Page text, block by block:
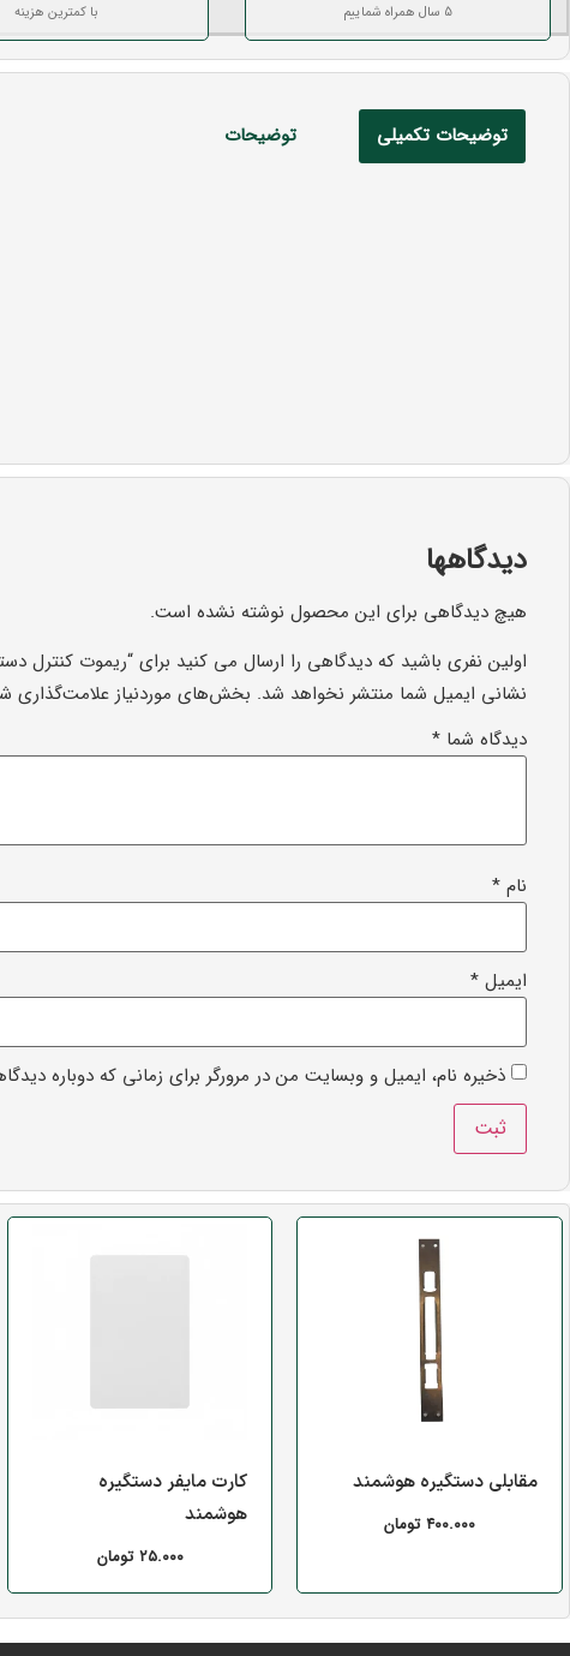
5 سال همراه شماییم با کمترین هزینه
توضیحات تکمیلی توضیحات
دیدگاهها
هیچ دیدگاهی برای این محصول نوشته نشده است.
اولین نفری باشید که دیدگاهی را ارسال می کنید برای “ریموت کنترل
نشانی ایمیل شما منتشر نخواهد شد. بخش‌های موردنیاز علامت‌گذاری
دیدگاه شما *
نام *
ایمیل *
ذخیره نام، ایمیل و وبسایت من در مرورگر برای زمانی که دوباره
مقابلی دستگیره هوشمند
۴۰۰.۰۰۰ تومان
کارت مایفر دستگیره
هوشمند
۲۵.۰۰۰ تومان